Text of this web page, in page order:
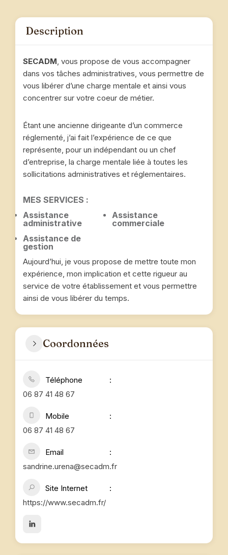
Description
SECADM, vous propose de vous accompagner
dans vos tâches administratives, vous permettre de
vous libérer d’une charge mentale et ainsi vous
concentrer sur votre coeur de métier.
Étant une ancienne dirigeante d’un commerce
réglementé, j’ai fait l’expérience de ce que
représente, pour un indépendant ou un chef
d’entreprise, la charge mentale liée à toutes les
sollicitations administratives et réglementaires.
MES SERVICES :
Assistance
administrative
Assistance
commerciale
Assistance de
gestion
Aujourd’hui, je vous propose de mettre toute mon
expérience, mon implication et cette rigueur au
service de votre établissement et vous permettre
ainsi de vous libérer du temps.
Coordonnées
Téléphone
06 87 41 48 67
Mobile
06 87 41 48 67
Email
sandrine.urena@secadm.fr
Site Internet
https://www.secadm.fr/